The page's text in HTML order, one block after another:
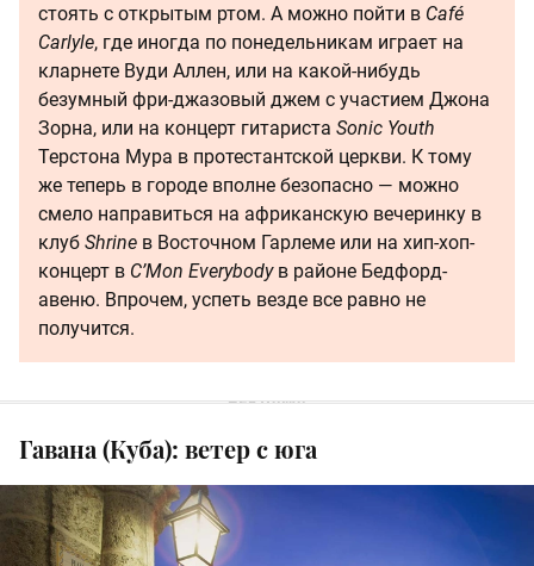
стоять с открытым ртом. А можно пойти в Café
Carlyle, где иногда по понедельникам играет на
кларнете Вуди Аллен, или на какой-нибудь
безумный фри-джазовый джем с участием Джона
Зорна, или на концерт гитариста Sonic Youth
Терстона Мура в протестантской церкви. К тому
же теперь в городе вполне безопасно — можно
смело направиться на африканскую вечеринку в
клуб Shrine в Восточном Гарлеме или на хип-хоп-
концерт в С’Mon Everybodyв районе Бедфорд-
авеню. Впрочем, успеть везде все равно не
получится.
Гавана (Куба): ветер с юга